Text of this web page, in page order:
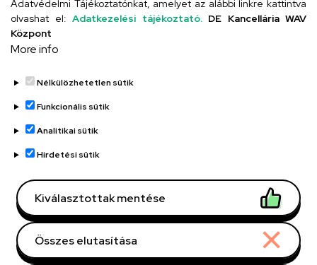
UD telefonkönyv
Adatvédelem
Adatvédelem
Régi oldal
Technikai információk
Copyright © 2026 Unideb
Adatvédelmi Tájékoztatónkat, amelyet az alábbi linkre kattintva
olvashat el: Adatkezelési tájékoztató. DE Kancellária WAV
Központ
More info
Nélkülözhetetlen sütik
Funkcionális sütik
Analitikai sütik
Hirdetési sütik
Kiválasztottak mentése
Összes elutasítása